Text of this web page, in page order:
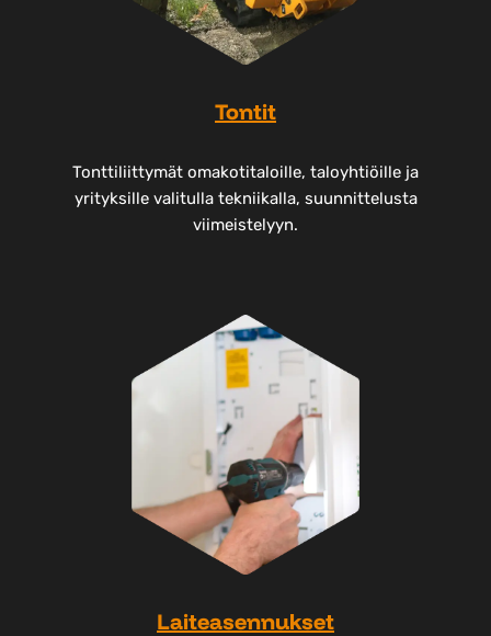
Tontit
Tonttiliittymät omakotitaloille, taloyhtiöille ja
yrityksille valitulla tekniikalla, suunnittelusta
viimeistelyyn.
Laiteasennukset